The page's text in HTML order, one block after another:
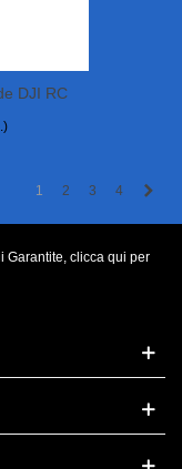
DJI RC
1 2 3 4
Garantite, clicca qui per